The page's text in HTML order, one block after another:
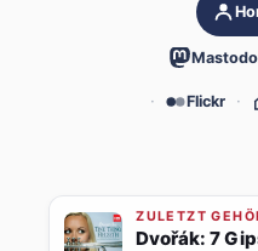
Flickr
ZULETZT